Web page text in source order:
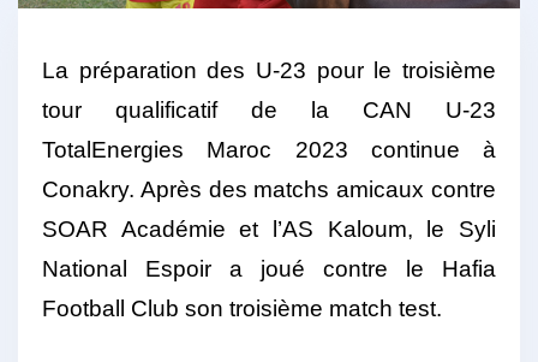
La préparation des U-23 pour le troisième
tour qualificatif de la CAN U-23
TotalEnergies Maroc 2023 continue à
Conakry. Après des matchs amicaux contre
SOAR Académie et l’AS Kaloum, le Syli
National Espoir a joué contre le Hafia
Football Club son troisième match test.